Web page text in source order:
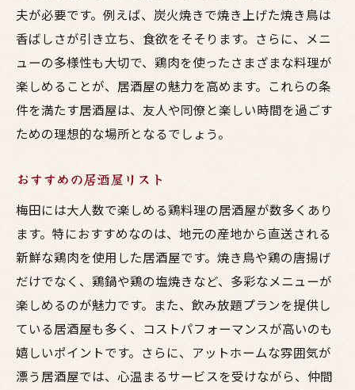
夫が必要です。例えば、炭火焼きで焼き上げた焼き鳥は
香ばしさが引き立ち、食欲をそそります。さらに、メニ
ューの多様性も大切で、鶏肉を使ったさまざまな料理が
楽しめることが、居酒屋の魅力を高めます。これらの条
件を満たす居酒屋は、友人や同僚と楽しい時間を過ごす
ための理想的な場所となるでしょう。
おすすめの居酒屋リスト
梅田には大人数で楽しめる鶏料理の居酒屋が数多くあり
ます。特におすすめなのは、地元の産地から直送される
新鮮な鶏肉を使用した居酒屋です。焼き鳥や鶏の唐揚げ
だけでなく、鶏鍋や鶏の塩焼きなど、多彩なメニューが
楽しめるのが魅力です。また、飲み放題プランを提供し
ている居酒屋も多く、コストパフォーマンスが高いのも
嬉しいポイントです。さらに、アットホームな雰囲気が
漂う居酒屋では、心温まるサービスを受けながら、仲間